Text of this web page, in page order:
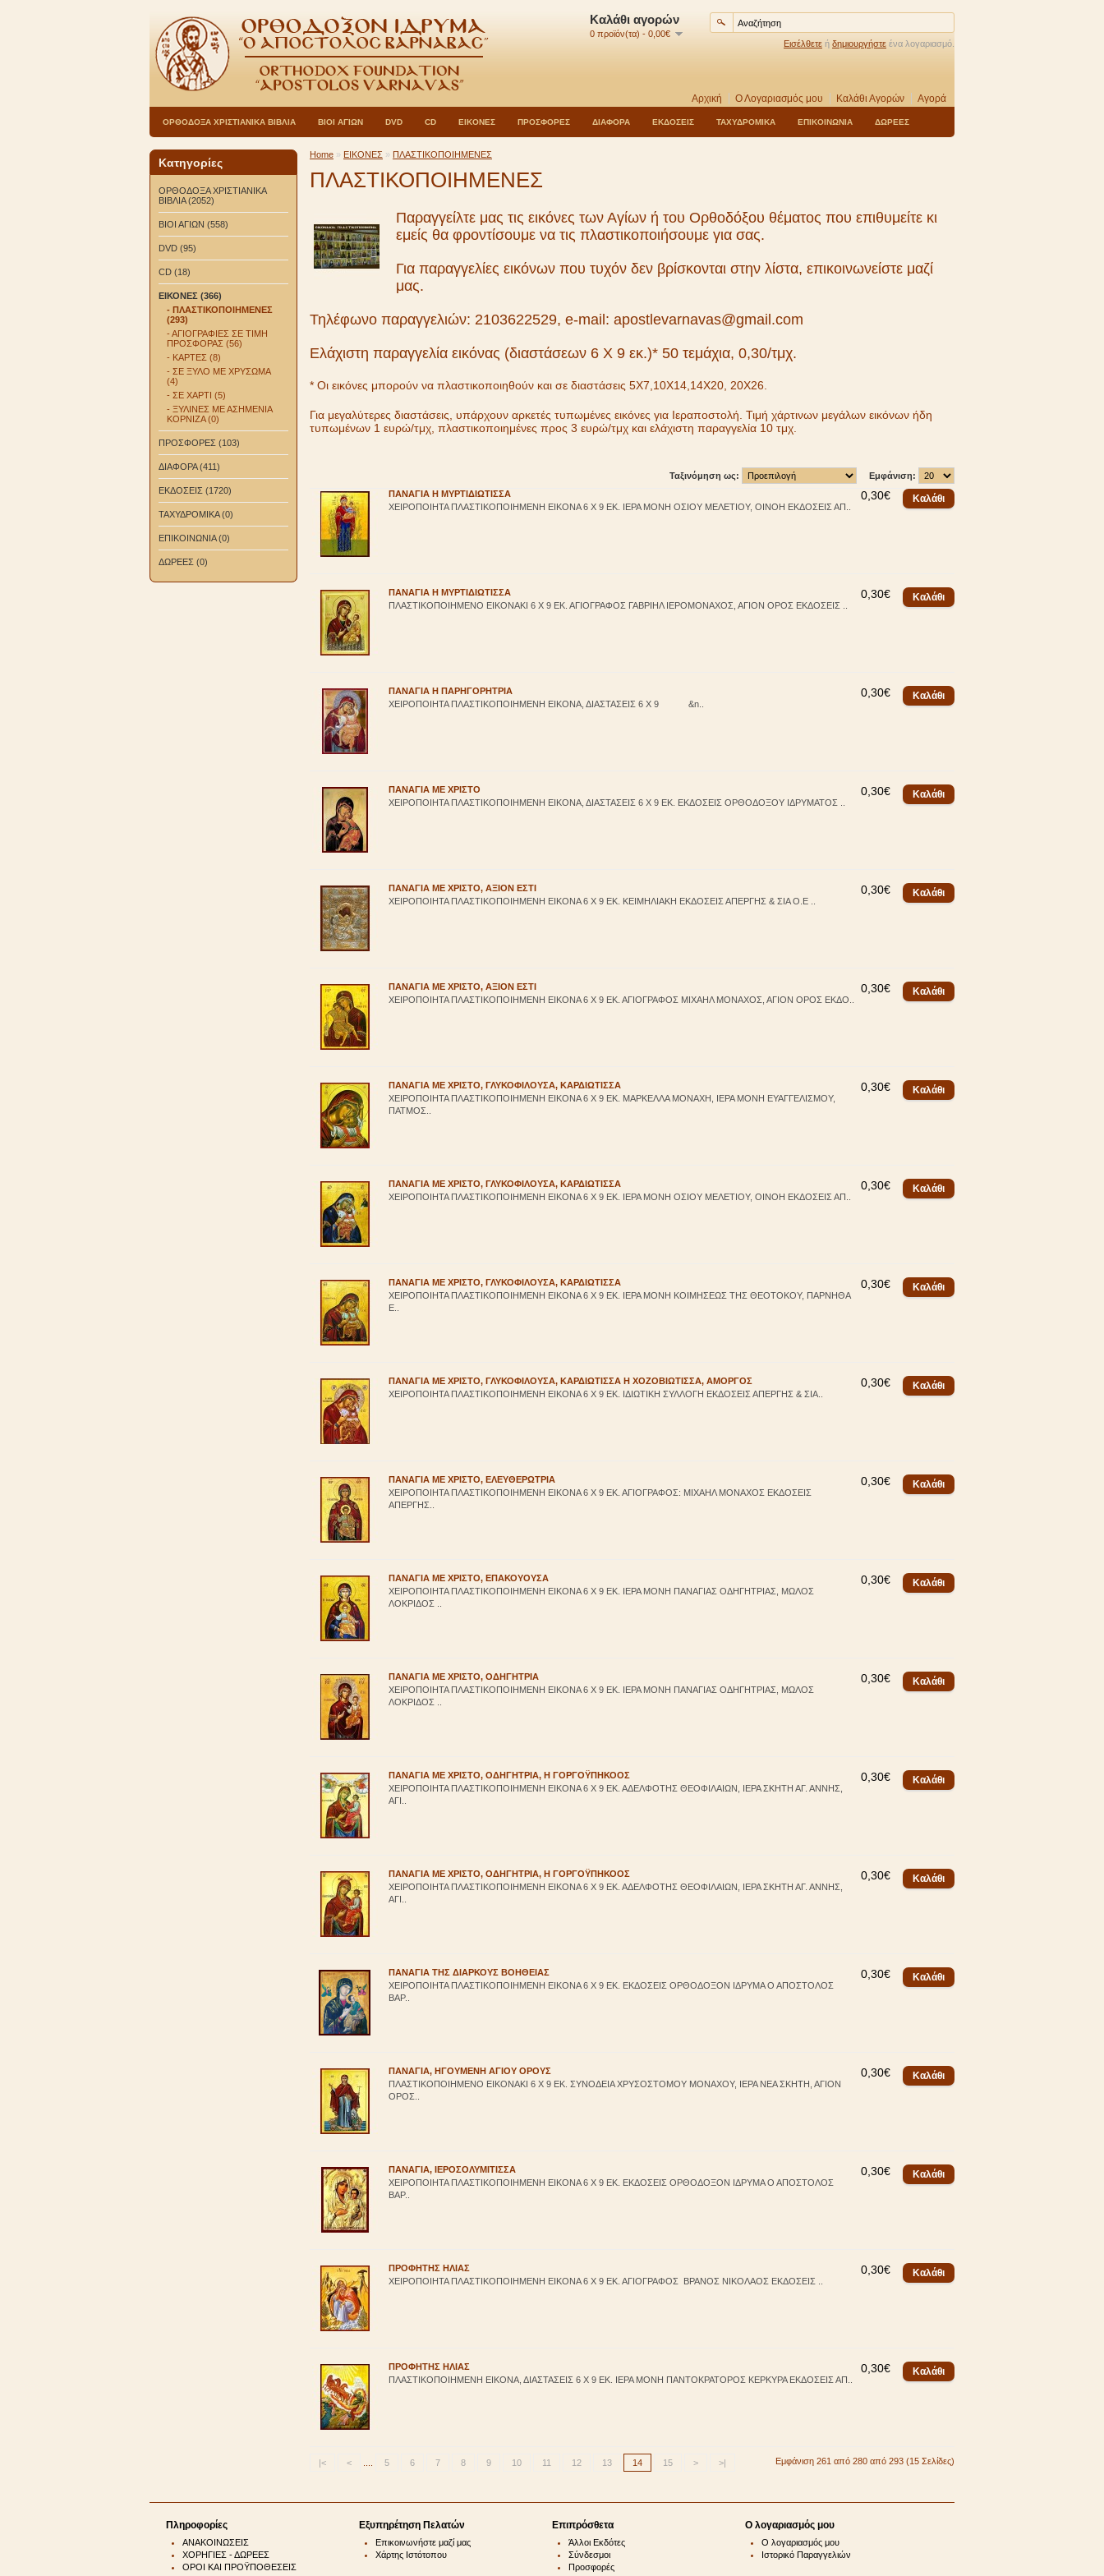
Καλάθι αγορών
0 προϊόν(τα) - 0,00€
Εισέλθετε ή δημιουργήστε ένα λογαριασμό.
Αρχική Ο Λογαριασμός μου Καλάθι Αγορών Αγορά
ΟΡΘΟΔΟΞΑ ΧΡΙΣΤΙΑΝΙΚΑ ΒΙΒΛΙΑ ΒΙΟΙ ΑΓΙΩΝ DVD CD ΕΙΚΟΝΕΣ ΠΡΟΣΦΟΡΕΣ ΔΙΑΦΟΡΑ ΕΚΔΟΣΕΙΣ ΤΑΧΥΔΡΟΜΙΚΑ ΕΠΙΚΟΙΝΩΝΙΑ ΔΩΡΕΕΣ
Κατηγορίες
ΟΡΘΟΔΟΞΑ ΧΡΙΣΤΙΑΝΙΚΑ
ΒΙΒΛΙΑ (2052)
ΒΙΟΙ ΑΓΙΩΝ (558)
DVD (95)
CD (18)
ΕΙΚΟΝΕΣ (366)
- ΠΛΑΣΤΙΚΟΠΟΙΗΜΕΝΕΣ
(293)
- ΑΓΙΟΓΡΑΦΙΕΣ ΣΕ ΤΙΜΗ
ΠΡΟΣΦΟΡΑΣ (56)
- ΚΑΡΤΕΣ (8)
- ΣΕ ΞΥΛΟ ΜΕ ΧΡΥΣΩΜΑ
(4)
- ΣΕ ΧΑΡΤΙ (5)
- ΞΥΛΙΝΕΣ ΜΕ ΑΣΗΜΕΝΙΑ
ΚΟΡΝΙΖΑ (0)
ΠΡΟΣΦΟΡΕΣ (103)
ΔΙΑΦΟΡΑ (411)
ΕΚΔΟΣΕΙΣ (1720)
ΤΑΧΥΔΡΟΜΙΚΑ (0)
ΕΠΙΚΟΙΝΩΝΙΑ (0)
ΔΩΡΕΕΣ (0)
Home » ΕΙΚΟΝΕΣ » ΠΛΑΣΤΙΚΟΠΟΙΗΜΕΝΕΣ
ΠΛΑΣΤΙΚΟΠΟΙΗΜΕΝΕΣ
Παραγγείλτε μας τις εικόνες των Αγίων ή του Ορθοδόξου θέματος που επιθυμείτε κι
εμείς θα φροντίσουμε να τις πλαστικοποιήσουμε για σας.
Για παραγγελίες εικόνων που τυχόν δεν βρίσκονται στην λίστα, επικοινωνείστε μαζί
μας.
Τηλέφωνο παραγγελιών: 2103622529, e-mail: apostlevarnavas@gmail.com
Ελάχιστη παραγγελία εικόνας (διαστάσεων 6 Χ 9 εκ.)* 50 τεμάχια, 0,30/τμχ.
* Οι εικόνες μπορούν να πλαστικοποιηθούν και σε διαστάσεις 5Χ7,10Χ14,14Χ20, 20Χ26.
Για μεγαλύτερες διαστάσεις, υπάρχουν αρκετές τυπωμένες εικόνες για Ιεραποστολή. Τιμή χάρτινων μεγάλων εικόνων ήδη
τυπωμένων 1 ευρώ/τμχ, πλαστικοποιημένες προς 3 ευρώ/τμχ και ελάχιστη παραγγελία 10 τμχ.
Εμφάνιση:
Ταξινόμηση ως:
0,30€
ΠΑΝΑΓΙΑ Η ΜΥΡΤΙΔΙΩΤΙΣΣΑ
ΧΕΙΡΟΠΟΙΗΤΑ ΠΛΑΣΤΙΚΟΠΟΙΗΜΕΝΗ ΕΙΚΟΝΑ 6 Χ 9 ΕΚ. ΙΕΡΑ ΜΟΝΗ ΟΣΙΟΥ ΜΕΛΕΤΙΟΥ, ΟΙΝΟΗ ΕΚΔΟΣΕΙΣ ΑΠ..
0,30€
ΠΑΝΑΓΙΑ Η ΜΥΡΤΙΔΙΩΤΙΣΣΑ
ΠΛΑΣΤΙΚΟΠΟΙΗΜΕΝΟ ΕΙΚΟΝΑΚΙ 6 Χ 9 ΕΚ. ΑΓΙΟΓΡΑΦΟΣ ΓΑΒΡΙΗΛ ΙΕΡΟΜΟΝΑΧΟΣ, ΑΓΙΟΝ ΟΡΟΣ ΕΚΔΟΣΕΙΣ ..
0,30€
ΠΑΝΑΓΙΑ Η ΠΑΡΗΓΟΡΗΤΡΙΑ
ΧΕΙΡΟΠΟΙΗΤΑ ΠΛΑΣΤΙΚΟΠΟΙΗΜΕΝΗ ΕΙΚΟΝΑ, ΔΙΑΣΤΑΣΕΙΣ 6 Χ 9 &n..
0,30€
ΠΑΝΑΓΙΑ ΜΕ ΧΡΙΣΤΟ
ΧΕΙΡΟΠΟΙΗΤΑ ΠΛΑΣΤΙΚΟΠΟΙΗΜΕΝΗ ΕΙΚΟΝΑ, ΔΙΑΣΤΑΣΕΙΣ 6 Χ 9 ΕΚ. ΕΚΔΟΣΕΙΣ ΟΡΘΟΔΟΞΟΥ ΙΔΡΥΜΑΤΟΣ ..
0,30€
ΠΑΝΑΓΙΑ ΜΕ ΧΡΙΣΤΟ, ΑΞΙΟΝ ΕΣΤΙ
ΧΕΙΡΟΠΟΙΗΤΑ ΠΛΑΣΤΙΚΟΠΟΙΗΜΕΝΗ ΕΙΚΟΝΑ 6 Χ 9 ΕΚ. ΚΕΙΜΗΛΙΑΚΗ ΕΚΔΟΣΕΙΣ ΑΠΕΡΓΗΣ & ΣΙΑ Ο.Ε ..
0,30€
ΠΑΝΑΓΙΑ ΜΕ ΧΡΙΣΤΟ, ΑΞΙΟΝ ΕΣΤΙ
ΧΕΙΡΟΠΟΙΗΤΑ ΠΛΑΣΤΙΚΟΠΟΙΗΜΕΝΗ ΕΙΚΟΝΑ 6 Χ 9 ΕΚ. ΑΓΙΟΓΡΑΦΟΣ ΜΙΧΑΗΛ ΜΟΝΑΧΟΣ, ΑΓΙΟΝ ΟΡΟΣ ΕΚΔΟ..
0,30€
ΠΑΝΑΓΙΑ ΜΕ ΧΡΙΣΤΟ, ΓΛΥΚΟΦΙΛΟΥΣΑ, ΚΑΡΔΙΩΤΙΣΣΑ
ΧΕΙΡΟΠΟΙΗΤΑ ΠΛΑΣΤΙΚΟΠΟΙΗΜΕΝΗ ΕΙΚΟΝΑ 6 Χ 9 ΕΚ. ΜΑΡΚΕΛΛΑ ΜΟΝΑΧΗ, ΙΕΡΑ ΜΟΝΗ ΕΥΑΓΓΕΛΙΣΜΟΥ,
ΠΑΤΜΟΣ..
0,30€
ΠΑΝΑΓΙΑ ΜΕ ΧΡΙΣΤΟ, ΓΛΥΚΟΦΙΛΟΥΣΑ, ΚΑΡΔΙΩΤΙΣΣΑ
ΧΕΙΡΟΠΟΙΗΤΑ ΠΛΑΣΤΙΚΟΠΟΙΗΜΕΝΗ ΕΙΚΟΝΑ 6 Χ 9 ΕΚ. ΙΕΡΑ ΜΟΝΗ ΟΣΙΟΥ ΜΕΛΕΤΙΟΥ, ΟΙΝΟΗ ΕΚΔΟΣΕΙΣ ΑΠ..
0,30€
ΠΑΝΑΓΙΑ ΜΕ ΧΡΙΣΤΟ, ΓΛΥΚΟΦΙΛΟΥΣΑ, ΚΑΡΔΙΩΤΙΣΣΑ
ΧΕΙΡΟΠΟΙΗΤΑ ΠΛΑΣΤΙΚΟΠΟΙΗΜΕΝΗ ΕΙΚΟΝΑ 6 Χ 9 ΕΚ. ΙΕΡΑ ΜΟΝΗ ΚΟΙΜΗΣΕΩΣ ΤΗΣ ΘΕΟΤΟΚΟΥ, ΠΑΡΝΗΘΑ
Ε..
0,30€
ΠΑΝΑΓΙΑ ΜΕ ΧΡΙΣΤΟ, ΓΛΥΚΟΦΙΛΟΥΣΑ, ΚΑΡΔΙΩΤΙΣΣΑ Η ΧΟΖΟΒΙΩΤΙΣΣΑ, ΑΜΟΡΓΟΣ
ΧΕΙΡΟΠΟΙΗΤΑ ΠΛΑΣΤΙΚΟΠΟΙΗΜΕΝΗ ΕΙΚΟΝΑ 6 Χ 9 ΕΚ. ΙΔΙΩΤΙΚΗ ΣΥΛΛΟΓΗ ΕΚΔΟΣΕΙΣ ΑΠΕΡΓΗΣ & ΣΙΑ..
0,30€
ΠΑΝΑΓΙΑ ΜΕ ΧΡΙΣΤΟ, ΕΛΕΥΘΕΡΩΤΡΙΑ
ΧΕΙΡΟΠΟΙΗΤΑ ΠΛΑΣΤΙΚΟΠΟΙΗΜΕΝΗ ΕΙΚΟΝΑ 6 Χ 9 ΕΚ. ΑΓΙΟΓΡΑΦΟΣ: ΜΙΧΑΗΛ ΜΟΝΑΧΟΣ ΕΚΔΟΣΕΙΣ
ΑΠΕΡΓΗΣ..
0,30€
ΠΑΝΑΓΙΑ ΜΕ ΧΡΙΣΤΟ, ΕΠΑΚΟΥΟΥΣΑ
ΧΕΙΡΟΠΟΙΗΤΑ ΠΛΑΣΤΙΚΟΠΟΙΗΜΕΝΗ ΕΙΚΟΝΑ 6 Χ 9 ΕΚ. ΙΕΡΑ ΜΟΝΗ ΠΑΝΑΓΙΑΣ ΟΔΗΓΗΤΡΙΑΣ, ΜΩΛΟΣ
ΛΟΚΡΙΔΟΣ ..
0,30€
ΠΑΝΑΓΙΑ ΜΕ ΧΡΙΣΤΟ, ΟΔΗΓΗΤΡΙΑ
ΧΕΙΡΟΠΟΙΗΤΑ ΠΛΑΣΤΙΚΟΠΟΙΗΜΕΝΗ ΕΙΚΟΝΑ 6 Χ 9 ΕΚ. ΙΕΡΑ ΜΟΝΗ ΠΑΝΑΓΙΑΣ ΟΔΗΓΗΤΡΙΑΣ, ΜΩΛΟΣ
ΛΟΚΡΙΔΟΣ ..
0,30€
ΠΑΝΑΓΙΑ ΜΕ ΧΡΙΣΤΟ, ΟΔΗΓΗΤΡΙΑ, Η ΓΟΡΓΟΫΠΗΚΟΟΣ
ΧΕΙΡΟΠΟΙΗΤΑ ΠΛΑΣΤΙΚΟΠΟΙΗΜΕΝΗ ΕΙΚΟΝΑ 6 Χ 9 ΕΚ. ΑΔΕΛΦΟΤΗΣ ΘΕΟΦΙΛΑΙΩΝ, ΙΕΡΑ ΣΚΗΤΗ ΑΓ. ΑΝΝΗΣ,
ΑΓΙ..
0,30€
ΠΑΝΑΓΙΑ ΜΕ ΧΡΙΣΤΟ, ΟΔΗΓΗΤΡΙΑ, Η ΓΟΡΓΟΫΠΗΚΟΟΣ
ΧΕΙΡΟΠΟΙΗΤΑ ΠΛΑΣΤΙΚΟΠΟΙΗΜΕΝΗ ΕΙΚΟΝΑ 6 Χ 9 ΕΚ. ΑΔΕΛΦΟΤΗΣ ΘΕΟΦΙΛΑΙΩΝ, ΙΕΡΑ ΣΚΗΤΗ ΑΓ. ΑΝΝΗΣ,
ΑΓΙ..
0,30€
ΠΑΝΑΓΙΑ ΤΗΣ ΔΙΑΡΚΟΥΣ ΒΟΗΘΕΙΑΣ
ΧΕΙΡΟΠΟΙΗΤΑ ΠΛΑΣΤΙΚΟΠΟΙΗΜΕΝΗ ΕΙΚΟΝΑ 6 Χ 9 ΕΚ. ΕΚΔΟΣΕΙΣ ΟΡΘΟΔΟΞΟΝ ΙΔΡΥΜΑ Ο ΑΠΟΣΤΟΛΟΣ
ΒΑΡ..
0,30€
ΠΑΝΑΓΙΑ, ΗΓΟΥΜΕΝΗ ΑΓΙΟΥ ΟΡΟΥΣ
ΠΛΑΣΤΙΚΟΠΟΙΗΜΕΝΟ ΕΙΚΟΝΑΚΙ 6 Χ 9 ΕΚ. ΣΥΝΟΔΕΙΑ ΧΡΥΣΟΣΤΟΜΟΥ ΜΟΝΑΧΟΥ, ΙΕΡΑ ΝΕΑ ΣΚΗΤΗ, ΑΓΙΟΝ
ΟΡΟΣ..
0,30€
ΠΑΝΑΓΙΑ, ΙΕΡΟΣΟΛΥΜΙΤΙΣΣΑ
ΧΕΙΡΟΠΟΙΗΤΑ ΠΛΑΣΤΙΚΟΠΟΙΗΜΕΝΗ ΕΙΚΟΝΑ 6 Χ 9 ΕΚ. ΕΚΔΟΣΕΙΣ ΟΡΘΟΔΟΞΟΝ ΙΔΡΥΜΑ Ο ΑΠΟΣΤΟΛΟΣ
ΒΑΡ..
0,30€
ΠΡΟΦΗΤΗΣ ΗΛΙΑΣ
ΧΕΙΡΟΠΟΙΗΤΑ ΠΛΑΣΤΙΚΟΠΟΙΗΜΕΝΗ ΕΙΚΟΝΑ 6 Χ 9 ΕΚ. ΑΓΙΟΓΡΑΦΟΣ ΒΡΑΝΟΣ ΝΙΚΟΛΑΟΣ ΕΚΔΟΣΕΙΣ ..
0,30€
ΠΡΟΦΗΤΗΣ ΗΛΙΑΣ
ΠΛΑΣΤΙΚΟΠΟΙΗΜΕΝΗ ΕΙΚΟΝΑ, ΔΙΑΣΤΑΣΕΙΣ 6 Χ 9 ΕΚ. ΙΕΡΑ ΜΟΝΗ ΠΑΝΤΟΚΡΑΤΟΡΟΣ ΚΕΡΚΥΡΑ ΕΚΔΟΣΕΙΣ ΑΠ..
|< < 5 6 7 8 9 10 11 12 13 14 15 > >| Εμφάνιση 261 από 280 από 293 (15 Σελίδες)
Πληροφορίες
ΑΝΑΚΟΙΝΩΣΕΙΣ
ΧΟΡΗΓΙΕΣ - ΔΩΡΕΕΣ
ΟΡΟΙ ΚΑΙ ΠΡΟΫΠΟΘΕΣΕΙΣ
Εξυπηρέτηση Πελατών
Επικοινωνήστε μαζί μας
Χάρτης Ιστότοπου
Επιπρόσθετα
Άλλοι Εκδότες
Σύνδεσμοι
Προσφορές
Ο λογαριασμός μου
Ο λογαριασμός μου
Ιστορικό Παραγγελιών